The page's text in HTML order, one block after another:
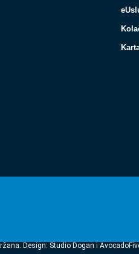
Design: Studio Dogan i